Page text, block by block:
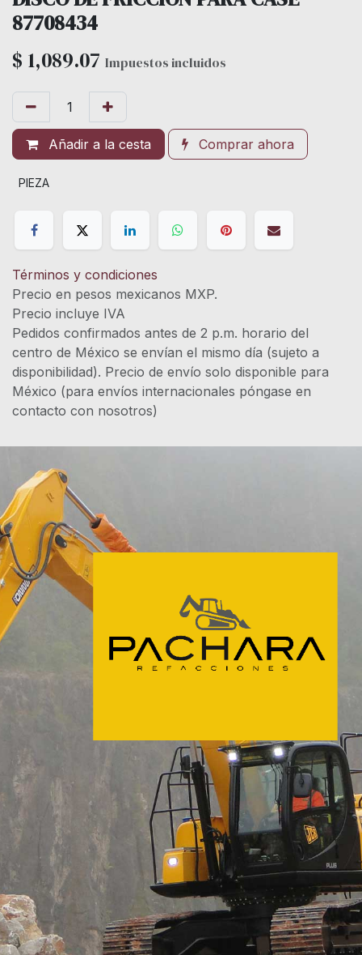
87708434
$ 1,089.07 Impuestos incluidos
Añadir a la cesta Comprar ahora
PIEZA
Términos y condiciones
Precio en pesos mexicanos MXP.
Precio incluye IVA
Pedidos confirmados antes de 2 p.m. horario del
centro de México se envían el mismo día (sujeto a
disponibilidad). Precio de envío solo disponible para
México (para envíos internacionales póngase en
contacto con nosotros)